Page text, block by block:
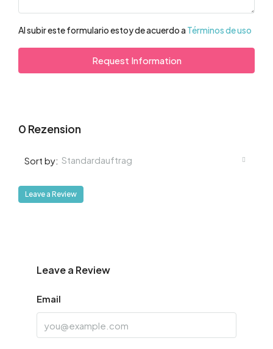
Al subir este formulario estoy de acuerdo a Términos de uso
Request Information
0 Rezension
Sort by: Standardauftrag
Leave a Review
Leave a Review
Email